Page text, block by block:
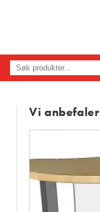
Vi anbefaler